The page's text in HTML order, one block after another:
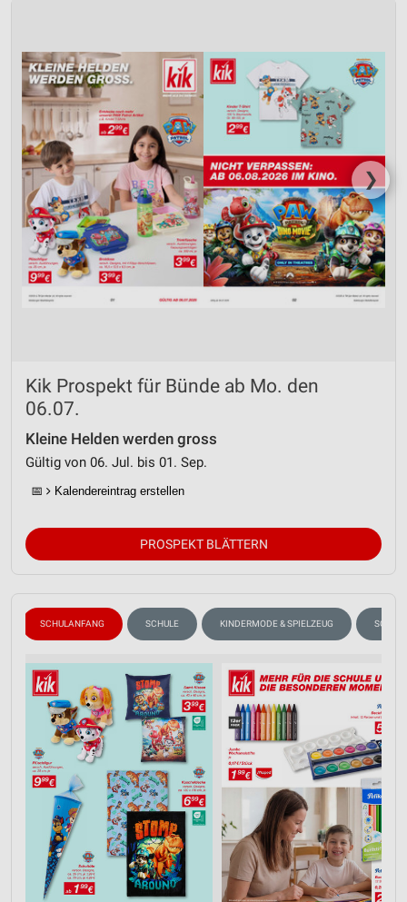
❯
Kik Prospekt für Bünde ab Mo. den
06.07.
Kleine Helden werden gross
Gültig von 06. Jul. bis 01. Sep.
📅 Kalendereintrag erstellen
PROSPEKT BLÄTTERN
SCHULANFANG SCHULE KINDERMODE & SPIELZEUG